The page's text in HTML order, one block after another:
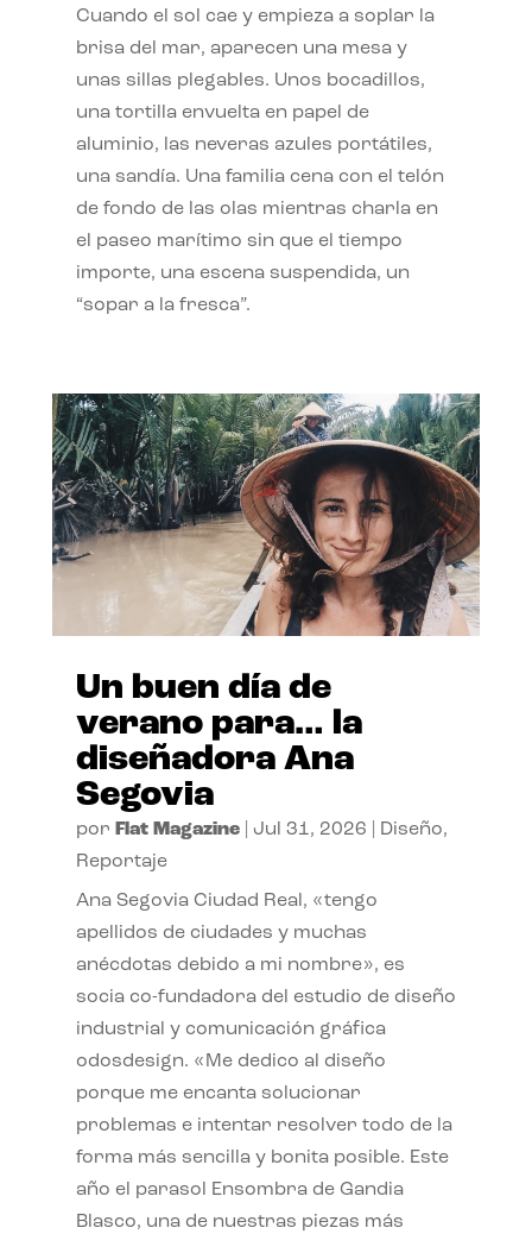
Cuando el sol cae y empieza a soplar la
brisa del mar, aparecen una mesa y
unas sillas plegables. Unos bocadillos,
una tortilla envuelta en papel de
aluminio, las neveras azules portátiles,
una sandía. Una familia cena con el telón
de fondo de las olas mientras charla en
el paseo marítimo sin que el tiempo
importe, una escena suspendida, un
“sopar a la fresca”.
Un buen día de
verano para… la
diseñadora Ana
Segovia
por Flat Magazine| Jul 31, 2026 Diseño,
Reportaje
Ana Segovia Ciudad Real, «tengo
apellidos de ciudades y muchas
anécdotas debido a mi nombre», es
socia co-fundadora del estudio de diseño
industrial y comunicación gráfica
odosdesign. «Me dedico al diseño
porque me encanta solucionar
problemas e intentar resolver todo de la
forma más sencilla y bonita posible. Este
año el parasol Ensombra de Gandia
Blasco, una de nuestras piezas más